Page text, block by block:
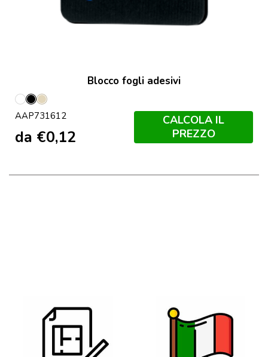
Blocco fogli adesivi
Bianco
NeroNaturale
AAP731612
da €0,12
CALCOLA IL
PREZZO